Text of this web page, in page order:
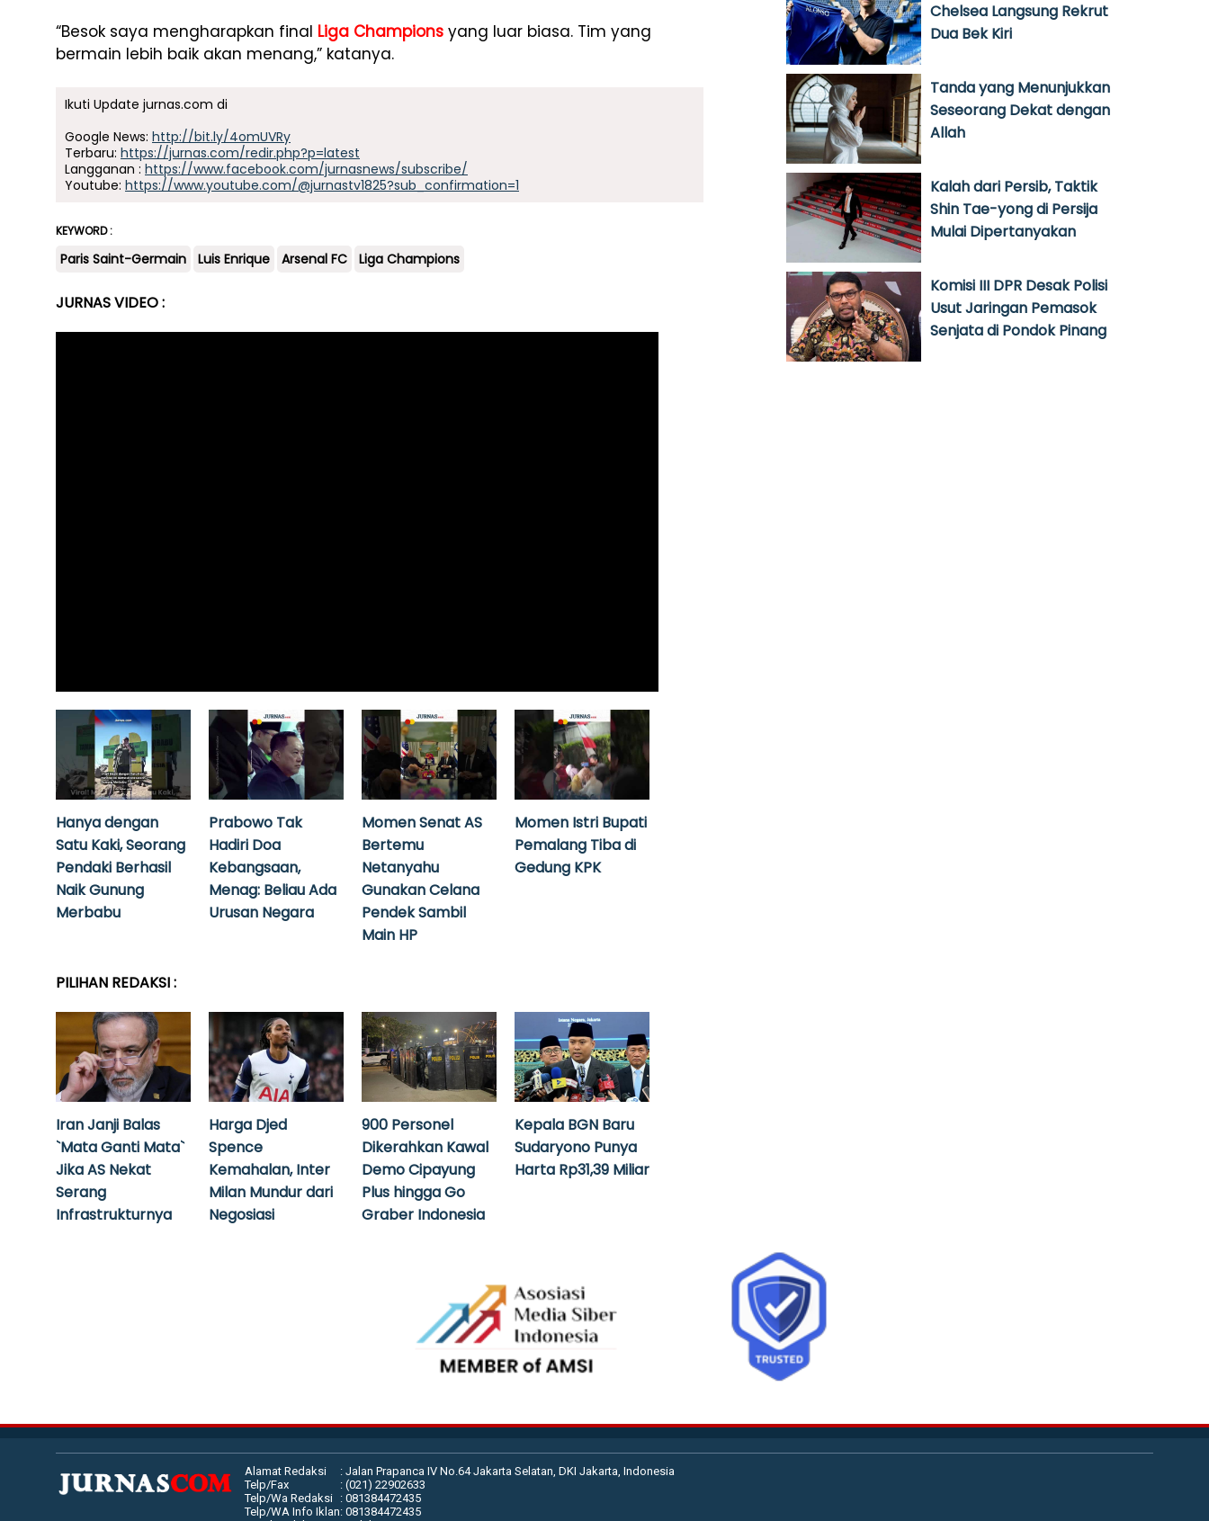
“Besok saya mengharapkan final Liga Champions yang luar biasa. Tim yang
bermain lebih baik akan menang,” katanya.
Ikuti Update jurnas.com di
Google News: http://bit.ly/4omUVRy
Terbaru: https://jurnas.com/redir.php?p=latest
Langganan : https://www.facebook.com/jurnasnews/subscribe/
Youtube: https://www.youtube.com/@jurnastv1825?sub_confirmation=1
KEYWORD :
Paris Saint-Germain Luis Enrique Arsenal FC Liga Champions
JURNAS VIDEO :
Hanya dengan
Satu Kaki, Seorang
Pendaki Berhasil
Naik Gunung
Merbabu
Prabowo Tak
Hadiri Doa
Kebangsaan,
Menag: Beliau Ada
Urusan Negara
Momen Senat AS
Bertemu
Netanyahu
Gunakan Celana
Pendek Sambil
Main HP
Momen Istri Bupati
Pemalang Tiba di
Gedung KPK
PILIHAN REDAKSI :
Iran Janji Balas
`Mata Ganti Mata`
Jika AS Nekat
Serang
Infrastrukturnya
Harga Djed
Spence
Kemahalan, Inter
Milan Mundur dari
Negosiasi
900 Personel
Dikerahkan Kawal
Demo Cipayung
Plus hingga Go
Graber Indonesia
Kepala BGN Baru
Sudaryono Punya
Harta Rp31,39 Miliar
Chelsea Langsung Rekrut
Dua Bek Kiri
Tanda yang Menunjukkan
Seseorang Dekat dengan
Allah
Kalah dari Persib, Taktik
Shin Tae-yong di Persija
Mulai Dipertanyakan
Komisi III DPR Desak Polisi
Usut Jaringan Pemasok
Senjata di Pondok Pinang
Alamat Redaksi
: Jalan Prapanca IV No.64 Jakarta Selatan, DKI Jakarta, Indonesia
Telp/Fax
: (021) 22902633
Telp/Wa Redaksi : 081384472435
Telp/WA Info Iklan: 081384472435